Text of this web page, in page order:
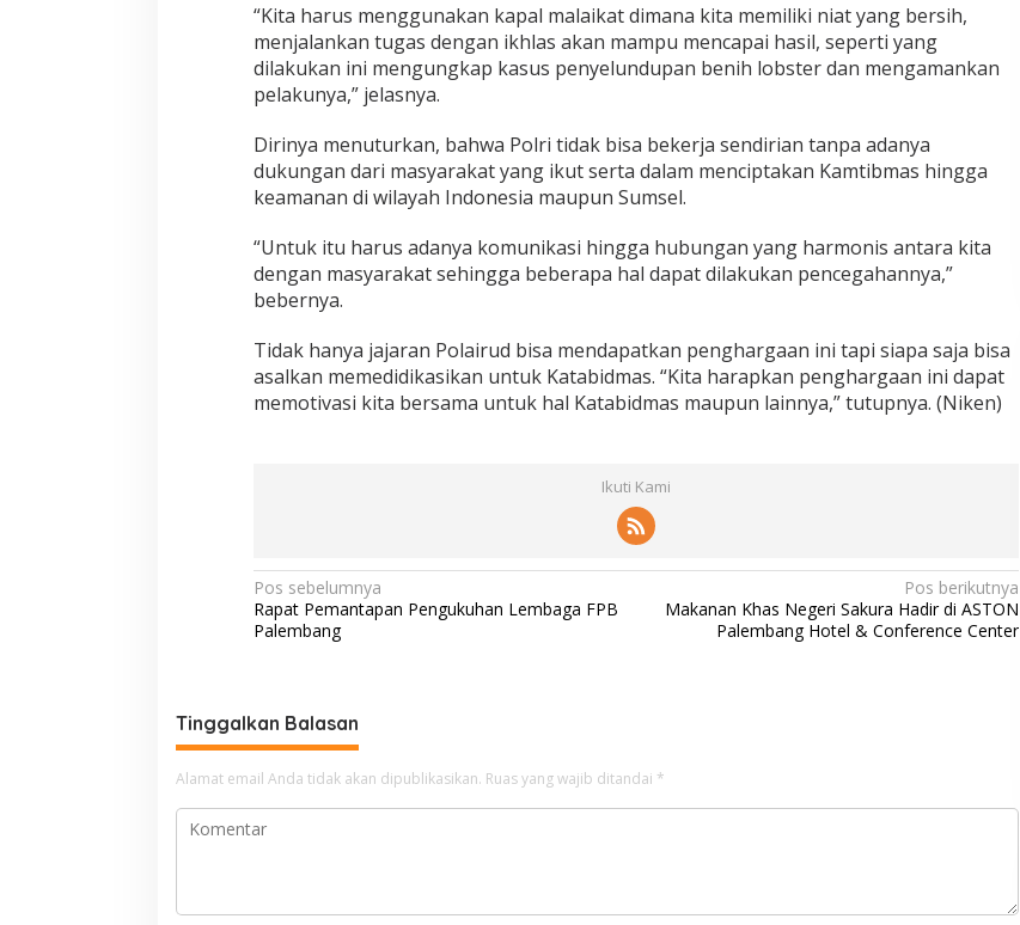
“Kita harus menggunakan kapal malaikat dimana kita memiliki niat yang bersih,
menjalankan tugas dengan ikhlas akan mampu mencapai hasil, seperti yang
dilakukan ini mengungkap kasus penyelundupan benih lobster dan mengamankan
pelakunya,” jelasnya.
Dirinya menuturkan, bahwa Polri tidak bisa bekerja sendirian tanpa adanya
dukungan dari masyarakat yang ikut serta dalam menciptakan Kamtibmas hingga
keamanan di wilayah Indonesia maupun Sumsel.
“Untuk itu harus adanya komunikasi hingga hubungan yang harmonis antara kita
dengan masyarakat sehingga beberapa hal dapat dilakukan pencegahannya,”
bebernya.
Tidak hanya jajaran Polairud bisa mendapatkan penghargaan ini tapi siapa saja bisa
asalkan memedidikasikan untuk Katabidmas. “Kita harapkan penghargaan ini dapat
memotivasi kita bersama untuk hal Katabidmas maupun lainnya,” tutupnya. (Niken)
Ikuti Kami
N
a
g
a
s
i
Pos sebelumnya
Rapat Pemantapan Pengukuhan Lembaga FPB
Palembang
Pos berikutnya
Makanan Khas Negeri Sakura Hadir di ASTON
Palembang Hotel & Conference Center
Tinggalkan Balasan
Alamat email Anda tidak akan dipublikasikan. Ruas yang wajib ditandai *